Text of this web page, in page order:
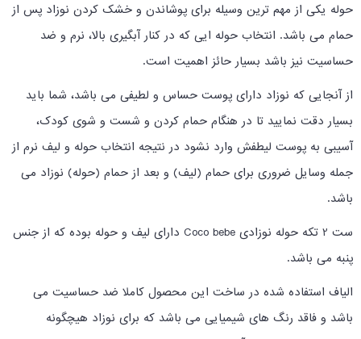
حوله یکی از مهم ترین وسیله برای پوشاندن و خشک کردن نوزاد پس از
حمام می باشد. انتخاب حوله ایی که در کنار آبگیری بالا، نرم و ضد
حساسیت نیز باشد بسیار حائز اهمیت است.
از آنجایی که نوزاد دارای پوست حساس و لطیفی می باشد، شما باید
بسیار دقت نمایید تا در هنگام حمام کردن و شست و شوی کودک،
آسیبی به پوست لیطفش وارد نشود در نتیجه انتخاب حوله و لیف نرم از
جمله وسایل ضروری برای حمام (لیف) و بعد از حمام (حوله) نوزاد می
باشد.
ست 2 تکه حوله نوزادی Coco bebe دارای لیف و حوله بوده که از جنس
پنبه می باشد.
الیاف استفاده شده در ساخت این محصول کاملا ضد حساسیت می
باشد و فاقد رنگ های شیمیایی می باشد که برای نوزاد هیچگونه